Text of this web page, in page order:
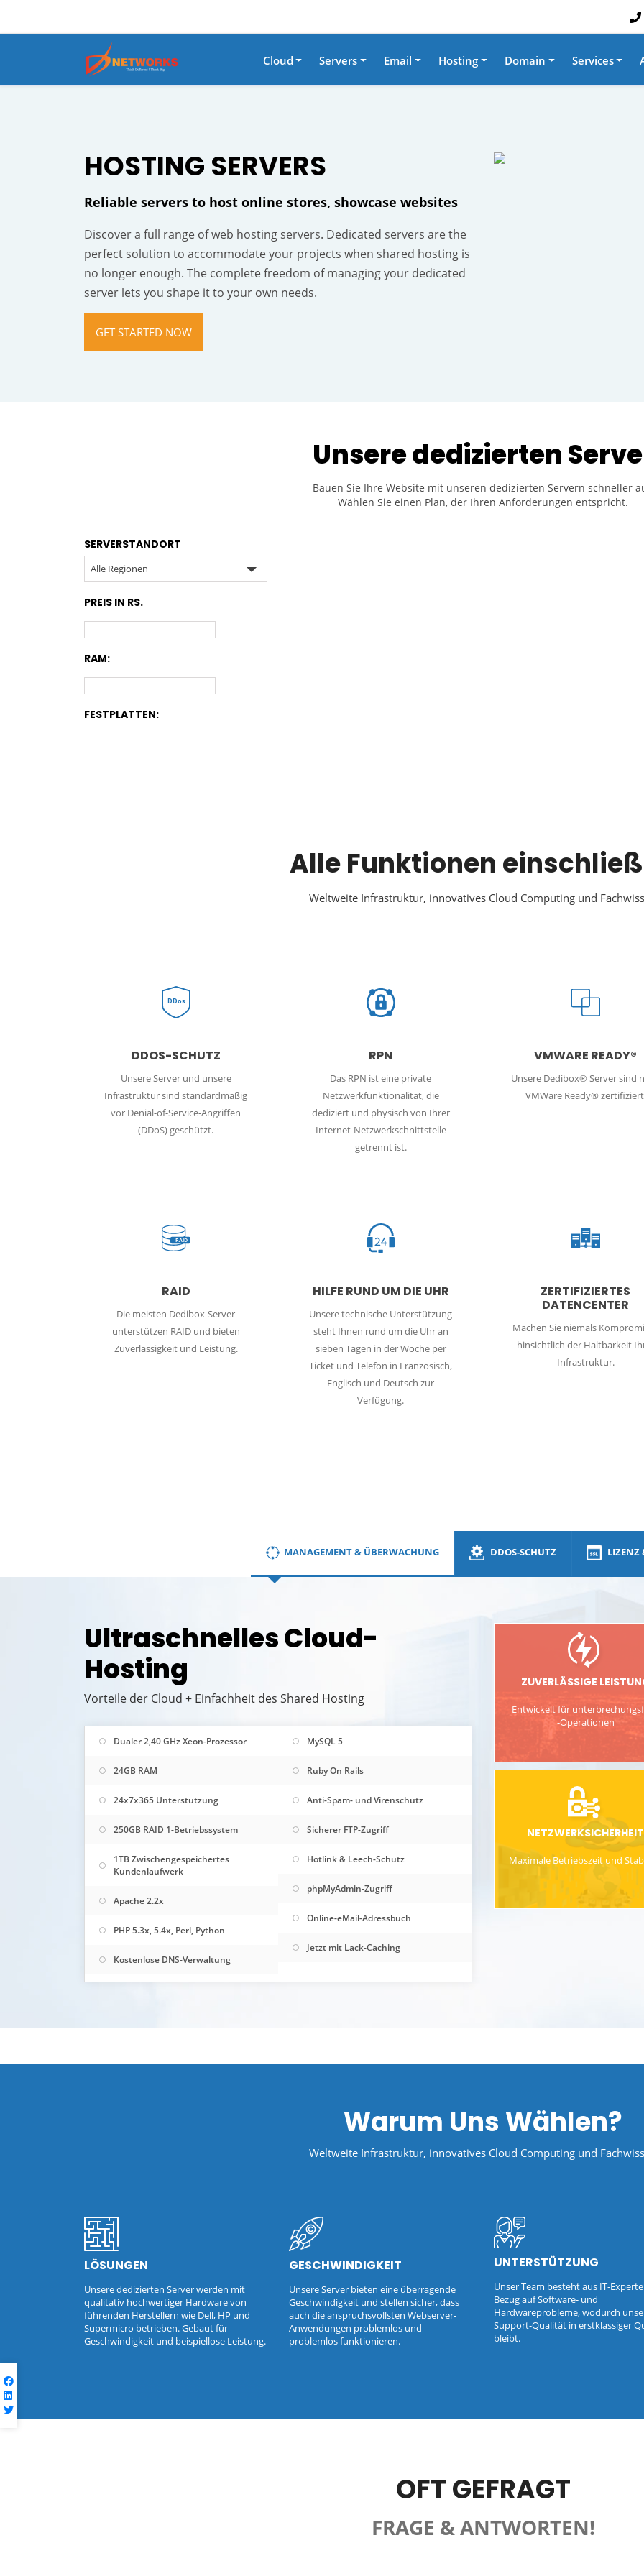
Cloud Servers Email Hosting Domain Services
HOSTING SERVERS
Reliable servers to host online stores, showcase websites
Discover a full range of web hosting servers. Dedicated servers are the
perfect solution to accommodate your projects when shared hosting is
no longer enough. The complete freedom of managing your dedicated
server lets you shape it to your own needs.
GET STARTED NOW
Unsere dedizierten
Bauen Sie Ihre Website mit unseren dedizierten Servern schneller
Wählen Sie einen Plan, der Ihren Anforderungen entspricht.
SERVERSTANDORT
Alle Regionen
PREIS IN RS.
RAM:
FESTPLATTEN:
Alle Funktionen
Weltweite Infrastruktur, innovatives Cloud Computing und
DDos
DDOS-SCHUTZ
Unsere Server und unsere
Infrastruktur sind standardmäßig
vor Denial-of-Service-Angriffen
(DDoS) geschützt.
RPN
Das RPN ist eine private
Netzwerkfunktionalität, die
dediziert und physisch von Ihrer
Internet-Netzwerkschnittstelle
getrennt ist.
VMWARE READY®
Unsere Dedibox® Server sind
VMWare Ready®
RAID
RAID
Die meisten Dedibox-Server
unterstützen RAID und bieten
Zuverlässigkeit und Leistung.
HILFE RUND UM DIE UHR
Unsere technische Unterstützung
steht Ihnen rund um die Uhr an
sieben Tagen in der Woche per
Ticket und Telefon in Französisch,
Englisch und Deutsch zur
Verfügung.
ZERTIFIZIERTES
DATENCENTER
Machen Sie niemals
hinsichtlich der Haltbarkeit
Infrastruktur.
MANAGEMENT & ÜBERWACHUNG DDOS-SCHUTZ LIZENZ
Ultraschnelles Cloud-
Hosting
Vorteile der Cloud + Einfachheit des Shared Hosting
Dualer 2,40 GHz Xeon-Prozessor
24GB RAM
24x7x365 Unterstützung
250GB RAID 1-Betriebssystem
1TB Zwischengespeichertes
Kundenlaufwerk
Apache 2.2x
PHP 5.3x, 5.4x, Perl, Python
Kostenlose DNS-Verwaltung
MySQL 5
Ruby On Rails
Anti-Spam- und Virenschutz
Sicherer FTP-Zugriff
Hotlink & Leech-Schutz
phpMyAdmin-Zugriff
Online-eMail-Adressbuch
Jetzt mit Lack-Caching
ZUVERLÄSSIGE
Entwickelt für
-Operationen
NETZWERKSICHERHEIT
Maximale Betriebszeit und
Warum Uns Wählen?
Weltweite Infrastruktur, innovatives Cloud Computing und
LÖSUNGEN
Unsere dedizierten Server werden mit
qualitativ hochwertiger Hardware von
führenden Herstellern wie Dell, HP und
Supermicro betrieben. Gebaut für
Geschwindigkeit und beispiellose Leistung.
GESCHWINDIGKEIT
Unsere Server bieten eine überragende
Geschwindigkeit und stellen sicher, dass
auch die anspruchsvollsten Webserver-
Anwendungen problemlos und
problemlos funktionieren.
UNTERSTÜTZUNG
Unser Team besteht aus IT-
Bezug auf Software- und
Hardwareprobleme, wodurch
Support-Qualität in erstklassiger
bleibt.
OFT GEFRAGT
FRAGE & ANTWORTEN!